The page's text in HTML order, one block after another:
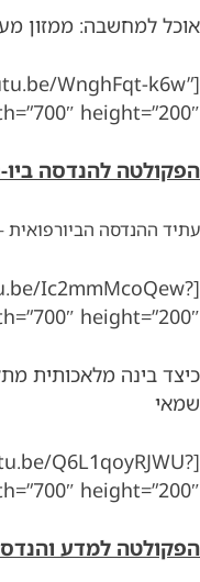
אוכל למחשבה: ממזון
WnghFqt-k6w”
height=”200″]
הפקולטה להנדסה
עתיד ההנדסה הביורפואית
Ic2mmMcoQew?
height=”200″]
כיצד בינה מלאכותית
שמאי
Q6L1qoyRJWU?
height=”200″]
הפקולטה למדע